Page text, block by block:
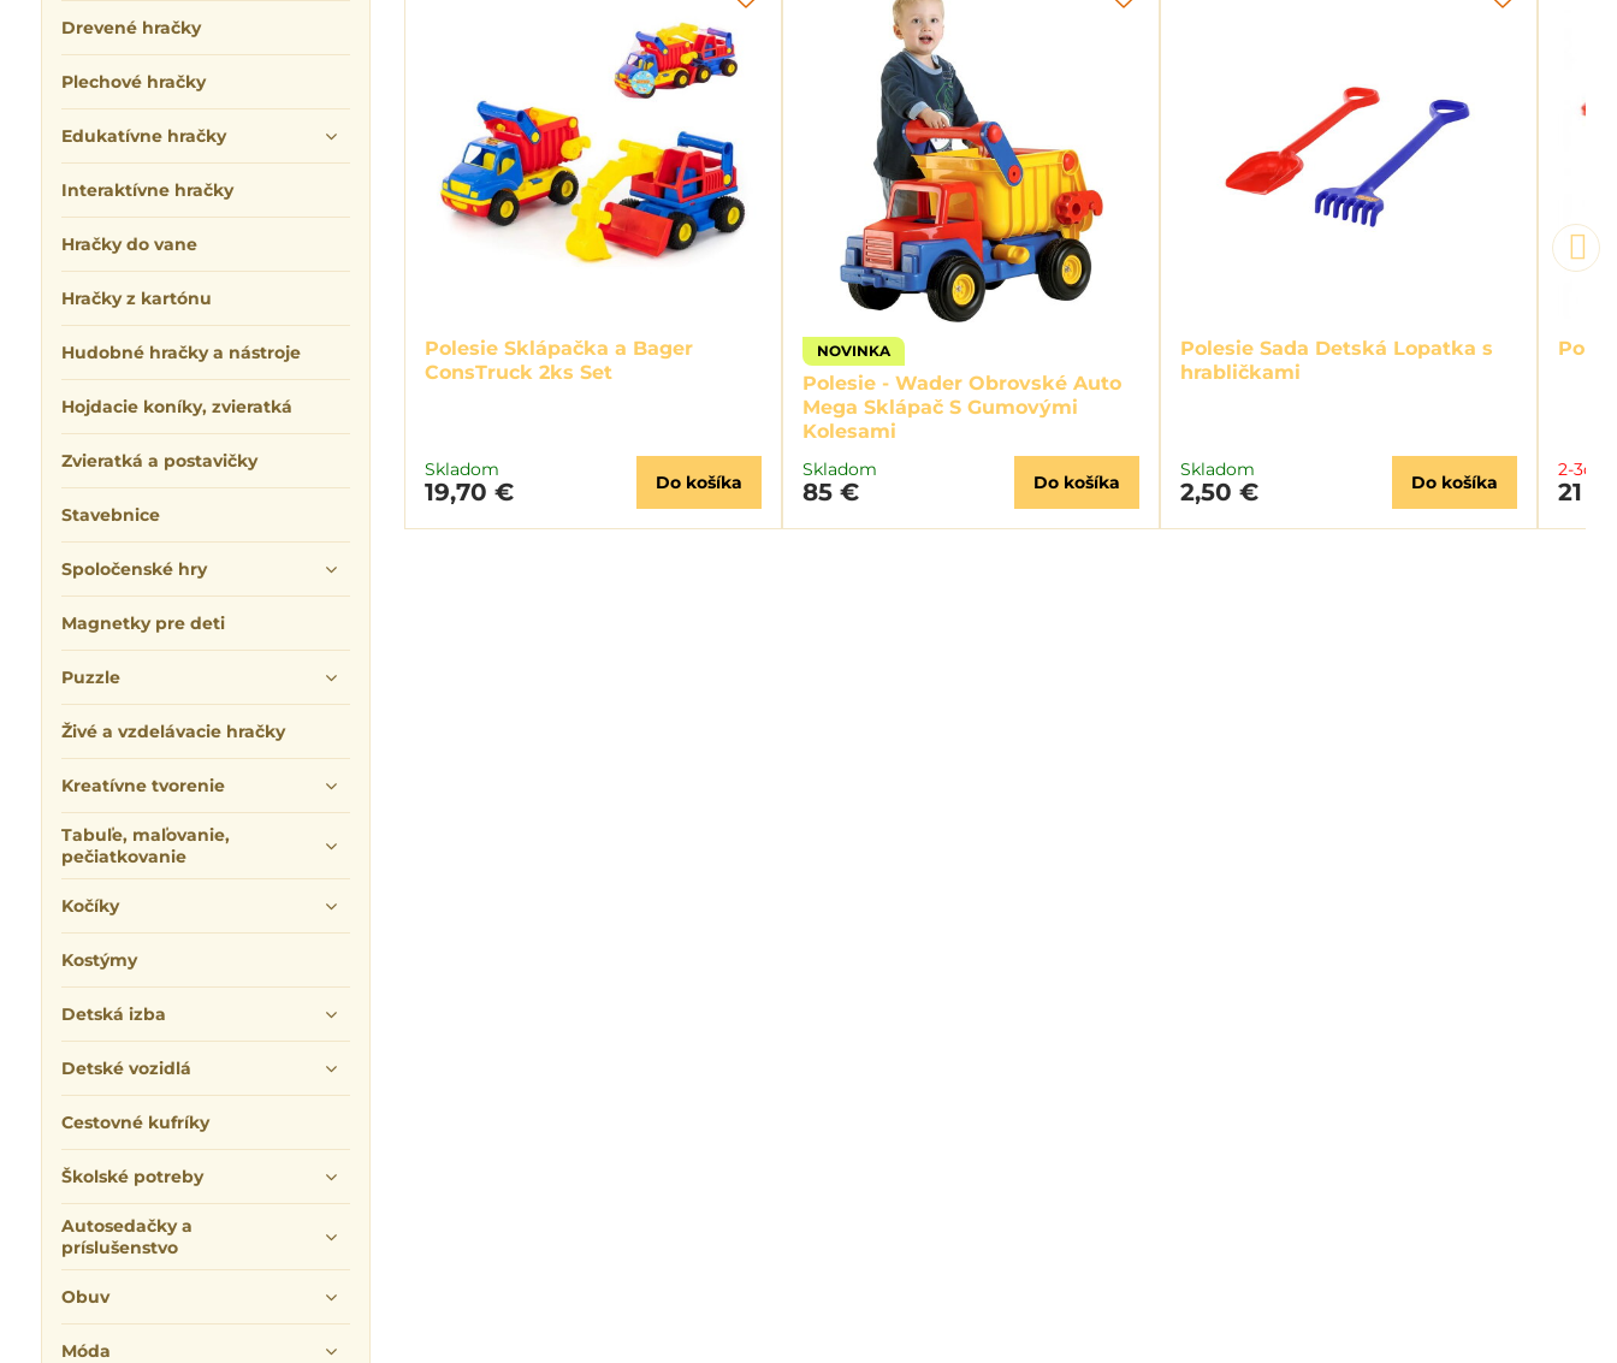
Polesie Sklápačka a Bager
ConsTruck 2ks Set
Skladom
19,70 € Do košíka
NOVINKA
Polesie - Wader Obrovské Auto
Mega Sklápač S Gumovými
Kolesami
Skladom
85 € Do košíka
Polesie Sada Detská Lopatka s
hrabličkami
Skladom
2,50 € Do košíka
2-3dni
21 €
Drevené hračky
Plechové hračky
Edukatívne hračky
Interaktívne hračky
Hračky do vane
Hračky z kartónu
Hudobné hračky a nástroje
Hojdacie koníky, zvieratká
Zvieratká a postavičky
Stavebnice
Spoločenské hry
Magnetky pre deti
Puzzle
Živé a vzdelávacie hračky
Kreatívne tvorenie
Tabuľe, maľovanie,
pečiatkovanie
Kočíky
Kostýmy
Detská izba
Detské vozidlá
Cestovné kufríky
Školské potreby
Autosedačky a
príslušenstvo
Obuv
Móda